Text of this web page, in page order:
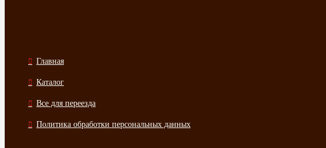
Главная
Каталог
Все для переезда
Политика обработки персональных данных